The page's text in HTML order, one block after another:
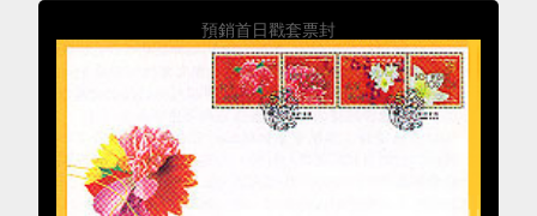
預銷首日戳套票封